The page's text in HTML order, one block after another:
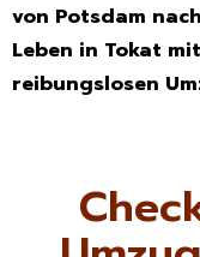
von Potsdam
Leben in Tokat
reibungslosen